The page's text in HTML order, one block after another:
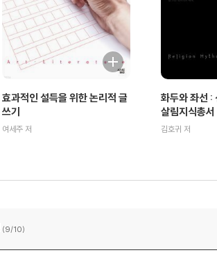
효과적인 설득을 위한 논리적 글
쓰기
여세주 저
화두와 좌선 :
살림지식총
김호귀 저
(9/10)